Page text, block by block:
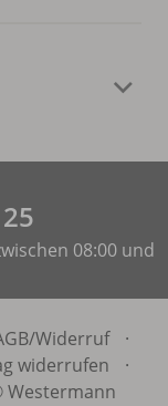
08:00 und
Widerruf
·
widerrufen
·
Westermann